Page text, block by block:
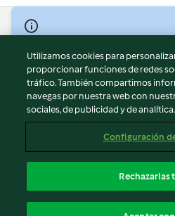
© Copyright 2026
Términos de uso
Política de privacidad
Aviso legal
Información legal
Reportar contenido
Declaración de accesibilidad
Utilizamos cookies para
proporcionar funciones de redes
tráfico. También compartimos
navegas por nuestra web con
sociales, de publicidad y de analítica.
Configuración
Rechazarlas